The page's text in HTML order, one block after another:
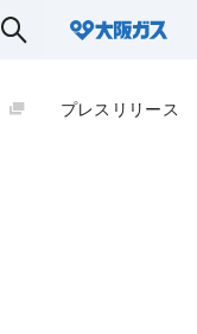
プレスリリース